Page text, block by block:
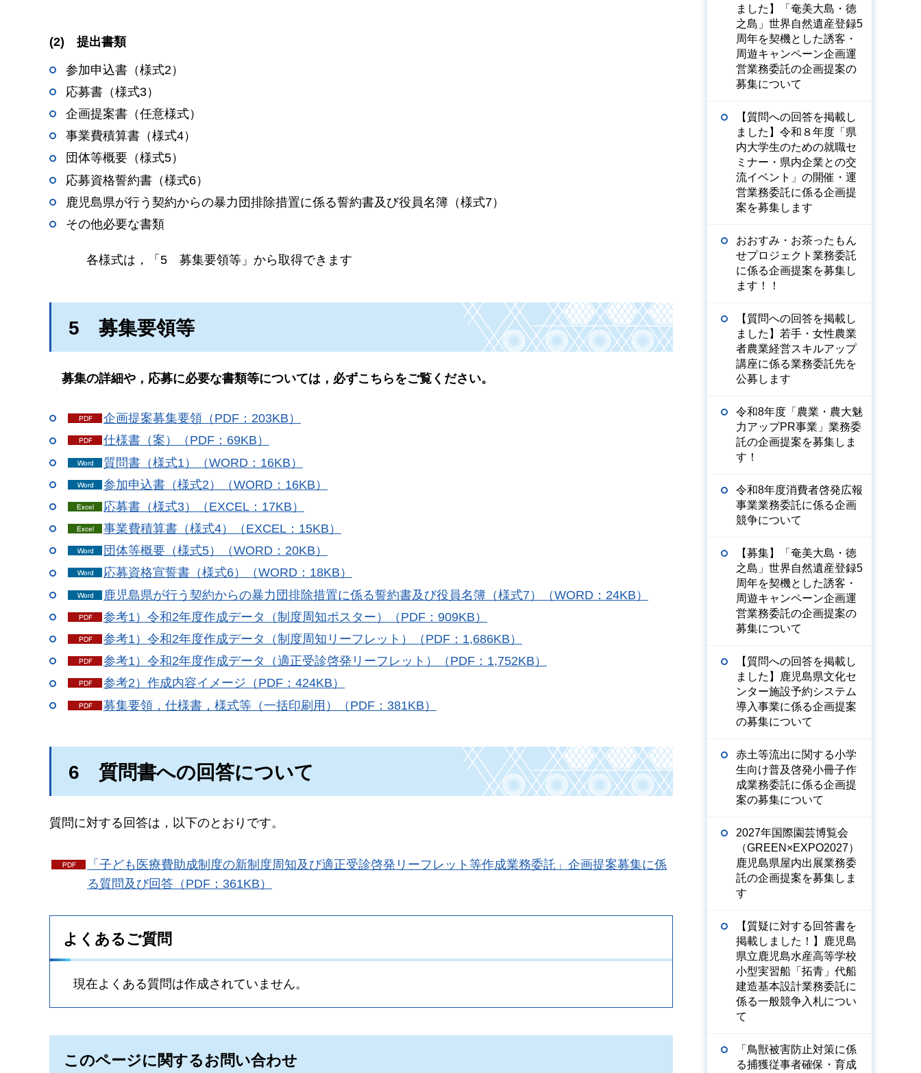
(2) 提出書類
参加申込書（様式2）
応募書（様式3）
企画提案書（任意様式）
事業費積算書（様式4）
団体等概要（様式5）
応募資格誓約書（様式6）
鹿児島県が行う契約からの暴力団排除措置に係る誓約書及び役員名簿（様式7）
その他必要な書類
各様式は，「5 募集要領等」から取得できます
5 募集要領等
募集の詳細や，応募に必要な書類等については，必ずこちらをご覧ください。
企画提案募集要領（PDF：203KB）
仕様書（案）（PDF：69KB）
質問書（様式1）（WORD：16KB）
参加申込書（様式2）（WORD：16KB）
応募書（様式3）（EXCEL：17KB）
事業費積算書（様式4）（EXCEL：15KB）
団体等概要（様式5）（WORD：20KB）
応募資格宣誓書（様式6）（WORD：18KB）
鹿児島県が行う契約からの暴力団排除措置に係る誓約書及び役員名簿（様式7）（WORD：24KB）
参考1）令和2年度作成データ（制度周知ポスター）（PDF：909KB）
参考1）令和2年度作成データ（制度周知リーフレット）（PDF：1,686KB）
参考1）令和2年度作成データ（適正受診啓発リーフレット）（PDF：1,752KB）
参考2）作成内容イメージ（PDF：424KB）
募集要領，仕様書，様式等（一括印刷用）（PDF：381KB）
6 質問書への回答について
質問に対する回答は，以下のとおりです。
「子ども医療費助成制度の新制度周知及び適正受診啓発リーフレット等作成業務委託」企画提案募集に係
る質問及び回答（PDF：361KB）
よくあるご質問
現在よくある質問は作成されていません。
このページに関するお問い合わせ
ました】「奄美大島・徳
之島」世界自然遺産登録5
周年を契機とした誘客・
周遊キャンペーン企画運
営業務委託の企画提案の
募集について
【質問への回答を掲載し
ました】令和８年度「県
内大学生のための就職セ
ミナー・県内企業との交
流イベント」の開催・運
営業務委託に係る企画提
案を募集します
おおすみ・お茶ったもん
せプロジェクト業務委託
に係る企画提案を募集し
ます！！
【質問への回答を掲載し
ました】若手・女性農業
者農業経営スキルアップ
講座に係る業務委託先を
公募します
令和8年度「農業・農大魅
力アップPR事業」業務委
託の企画提案を募集しま
す！
令和8年度消費者啓発広報
事業業務委託に係る企画
競争について
【募集】「奄美大島・徳
之島」世界自然遺産登録5
周年を契機とした誘客・
周遊キャンペーン企画運
営業務委託の企画提案の
募集について
【質問への回答を掲載し
ました】鹿児島県文化セ
ンター施設予約システム
導入事業に係る企画提案
の募集について
赤土等流出に関する小学
生向け普及啓発小冊子作
成業務委託に係る企画提
案の募集について
2027年国際園芸博覧会
（GREEN×EXPO2027）
鹿児島県屋内出展業務委
託の企画提案を募集しま
す
【質疑に対する回答書を
掲載しました！】鹿児島
県立鹿児島水産高等学校
小型実習船「拓青」代船
建造基本設計業務委託に
係る一般競争入札につい
て
「鳥獣被害防止対策に係
る捕獲従事者確保・育成